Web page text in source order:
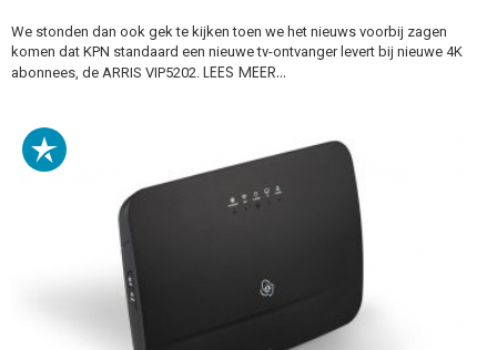
We stonden dan ook gek te kijken toen we het nieuws voorbij zagen
komen dat KPN standaard een nieuwe tv-ontvanger levert bij nieuwe 4K
abonnees, de ARRIS VIP5202. LEES MEER…